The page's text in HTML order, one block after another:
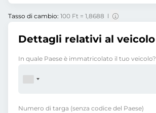
Tasso di cambio: 100 Ft = 1,8688 l
Dettagli relativi al veicolo
In quale Paese è immatricolato il tuo veicolo?
Numero di targa (senza codice del Paese)